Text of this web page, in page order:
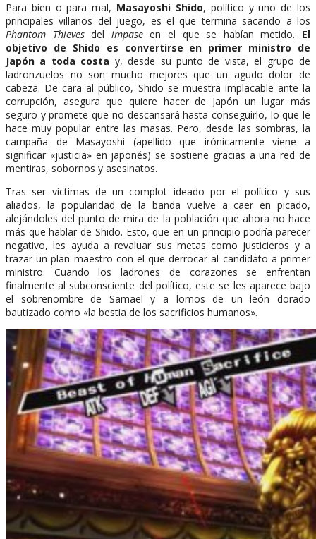
Para bien o para mal, Masayoshi Shido, político y uno de los
principales villanos del juego, es el que termina sacando a los
Phantom Thievesdel impaseen el que se habían metido. El
objetivo de Shido es convertirse en primer ministro de
Japón a toda costa y, desde su punto de vista, el grupo de
ladronzuelos no son mucho mejores que un agudo dolor de
cabeza. De cara al público, Shido se muestra implacable ante la
corrupción, asegura que quiere hacer de Japón un lugar más
seguro y promete que no descansará hasta conseguirlo, lo que le
hace muy popular entre las masas. Pero, desde las sombras, la
campaña de Masayoshi (apellido que irónicamente viene a
significar «justicia» en japonés) se sostiene gracias a una red de
mentiras, sobornos y asesinatos.
Tras ser víctimas de un complot ideado por el político y sus
aliados, la popularidad de la banda vuelve a caer en picado,
alejándoles del punto de mira de la población que ahora no hace
más que hablar de Shido. Esto, que en un principio podría parecer
negativo, les ayuda a revaluar sus metas como justicieros y a
trazar un plan maestro con el que derrocar al candidato a primer
ministro. Cuando los ladrones de corazones se enfrentan
finalmente al subconsciente del político, este se les aparece bajo
el sobrenombre de Samael y a lomos de un león dorado
bautizado como «la bestia de los sacrificios humanos».